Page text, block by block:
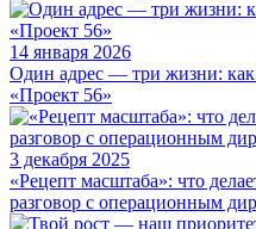
14 января 2026
Один адрес — три жизни:
«Проект 56»
3 декабря 2025
«Рецепт масштаба»: что
разговор с операционным